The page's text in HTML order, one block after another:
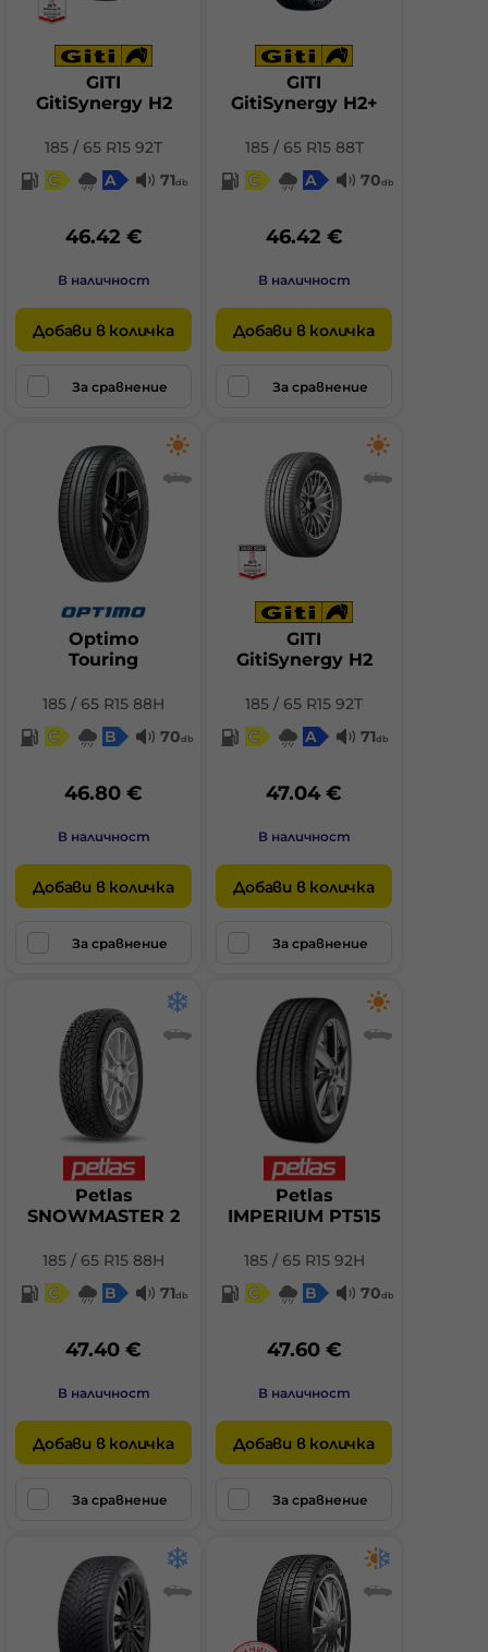
GITI
GitiSynergy H2
185 / 65 R15 92T
C
A 71db
46.42 €
В наличност
Добави в количка
За сравнение
GITI
GitiSynergy H2+
185 / 65 R15 88T
C
A 70db
46.42 €
В наличност
Добави в количка
За сравнение
Optimo
Touring
185 / 65 R15 88H
C
B 70db
46.80 €
В наличност
Добави в количка
За сравнение
GITI
GitiSynergy H2
185 / 65 R15 92T
C
A 71db
47.04 €
В наличност
Добави в количка
За сравнение
Petlas
SNOWMASTER 2
185 / 65 R15 88H
C
B 71db
47.40 €
В наличност
Добави в количка
За сравнение
Petlas
IMPERIUM PT515
185 / 65 R15 92H
C
B 70db
47.60 €
В наличност
Добави в количка
За сравнение